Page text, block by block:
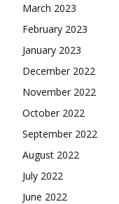
March 2023
February 2023
January 2023
December 2022
November 2022
October 2022
September 2022
August 2022
July 2022
June 2022